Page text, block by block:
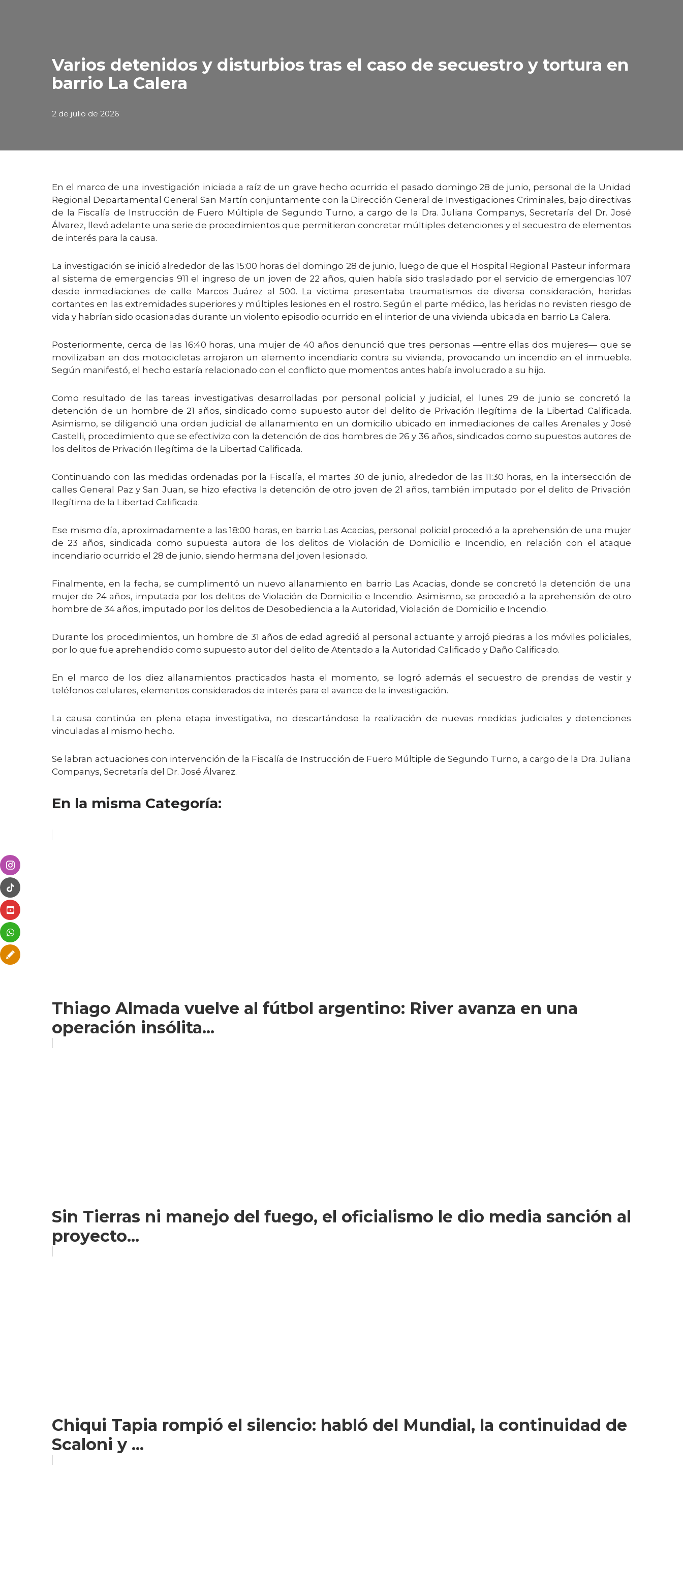
Varios detenidos y disturbios tras el caso de secuestro y tortura en
barrio La Calera
2 de julio de 2026
En el marco de una investigación iniciada a raíz de un grave hecho ocurrido el pasado domingo 28 de junio, personal de la Unidad
Regional Departamental General San Martín conjuntamente con la Dirección General de Investigaciones Criminales, bajo directivas
de la Fiscalía de Instrucción de Fuero Múltiple de Segundo Turno, a cargo de la Dra. Juliana Companys, Secretaría del Dr. José
Álvarez, llevó adelante una serie de procedimientos que permitieron concretar múltiples detenciones y el secuestro de elementos
de interés para la causa.
La investigación se inició alrededor de las 15:00 horas del domingo 28 de junio, luego de que el Hospital Regional Pasteur informara
al sistema de emergencias 911 el ingreso de un joven de 22 años, quien había sido trasladado por el servicio de emergencias 107
desde inmediaciones de calle Marcos Juárez al 500. La víctima presentaba traumatismos de diversa consideración, heridas
cortantes en las extremidades superiores y múltiples lesiones en el rostro. Según el parte médico, las heridas no revisten riesgo de
vida y habrían sido ocasionadas durante un violento episodio ocurrido en el interior de una vivienda ubicada en barrio La Calera.
Posteriormente, cerca de las 16:40 horas, una mujer de 40 años denunció que tres personas —entre ellas dos mujeres— que se
movilizaban en dos motocicletas arrojaron un elemento incendiario contra su vivienda, provocando un incendio en el inmueble.
Según manifestó, el hecho estaría relacionado con el conflicto que momentos antes había involucrado a su hijo.
Como resultado de las tareas investigativas desarrolladas por personal policial y judicial, el lunes 29 de junio se concretó la
detención de un hombre de 21 años, sindicado como supuesto autor del delito de Privación Ilegítima de la Libertad Calificada.
Asimismo, se diligenció una orden judicial de allanamiento en un domicilio ubicado en inmediaciones de calles Arenales y José
Castelli, procedimiento que se efectivizo con la detención de dos hombres de 26 y 36 años, sindicados como supuestos autores de
los delitos de Privación Ilegítima de la Libertad Calificada.
Continuando con las medidas ordenadas por la Fiscalía, el martes 30 de junio, alrededor de las 11:30 horas, en la intersección de
calles General Paz y San Juan, se hizo efectiva la detención de otro joven de 21 años, también imputado por el delito de Privación
Ilegítima de la Libertad Calificada.
Ese mismo día, aproximadamente a las 18:00 horas, en barrio Las Acacias, personal policial procedió a la aprehensión de una mujer
de 23 años, sindicada como supuesta autora de los delitos de Violación de Domicilio e Incendio, en relación con el ataque
incendiario ocurrido el 28 de junio, siendo hermana del joven lesionado.
Finalmente, en la fecha, se cumplimentó un nuevo allanamiento en barrio Las Acacias, donde se concretó la detención de una
mujer de 24 años, imputada por los delitos de Violación de Domicilio e Incendio. Asimismo, se procedió a la aprehensión de otro
hombre de 34 años, imputado por los delitos de Desobediencia a la Autoridad, Violación de Domicilio e Incendio.
Durante los procedimientos, un hombre de 31 años de edad agredió al personal actuante y arrojó piedras a los móviles policiales,
por lo que fue aprehendido como supuesto autor del delito de Atentado a la Autoridad Calificado y Daño Calificado.
En el marco de los diez allanamientos practicados hasta el momento, se logró además el secuestro de prendas de vestir y
teléfonos celulares, elementos considerados de interés para el avance de la investigación.
La causa continúa en plena etapa investigativa, no descartándose la realización de nuevas medidas judiciales y detenciones
vinculadas al mismo hecho.
Se labran actuaciones con intervención de la Fiscalía de Instrucción de Fuero Múltiple de Segundo Turno, a cargo de la Dra. Juliana
Companys, Secretaría del Dr. José Álvarez.
En la misma Categoría:
Thiago Almada vuelve al fútbol argentino: River avanza en una
operación insólita...
Sin Tierras ni manejo del fuego, el oficialismo le dio media sanción al
proyecto...
Chiqui Tapia rompió el silencio: habló del Mundial, la continuidad de
Scaloni y ...